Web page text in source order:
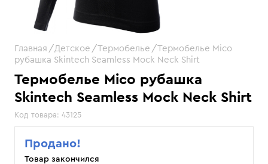
Термобелье Mico рубашка
Skintech Seamless Mock Neck Shirt
Код товара: 43125
Главная Детское Термобелье
Термобелье Mico
рубашка Skintech Seamless Mock Neck Shirt
Продано!
Товар закончился